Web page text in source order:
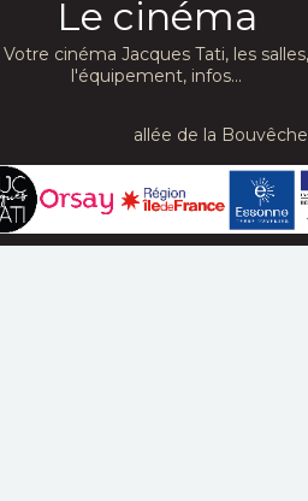
Le cinéma
Votre cinéma Jacques Tati, les salles,
l'équipement, infos...
allée de la